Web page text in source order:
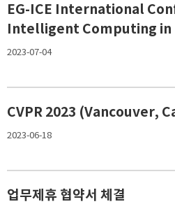
EG-ICE International
Intelligent Computing in
2023-07-04
CVPR 2023 (Vancouver,
2023-06-18
업무제휴 협약서 체결